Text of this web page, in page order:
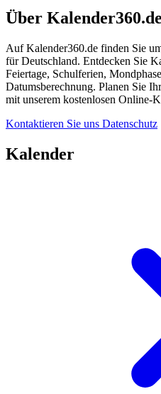
Über Kalender360.de
Auf Kalender360.de finden Sie
für Deutschland. Entdecken Sie
Feiertage, Schulferien,
Datumsberechnung. Planen Sie
mit unserem kostenlosen Online-
Kontaktieren Sie uns Datenschutz
Kalender